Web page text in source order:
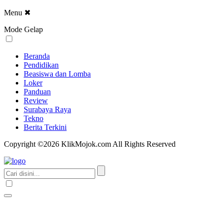
Menu ✖
Mode Gelap
Beranda
Pendidikan
Beasiswa dan Lomba
Loker
Panduan
Review
Surabaya Raya
Tekno
Berita Terkini
Copyright ©2026 KlikMojok.com All Rights Reserved